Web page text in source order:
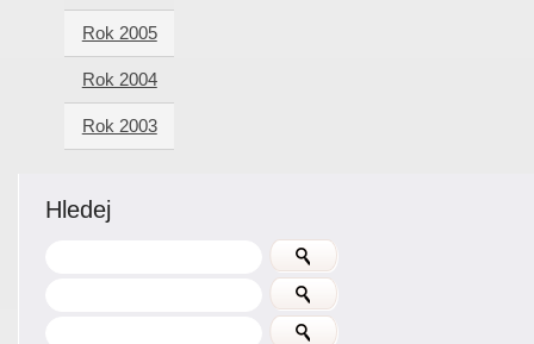
Rok 2005
Rok 2004
Rok 2003
Hledej